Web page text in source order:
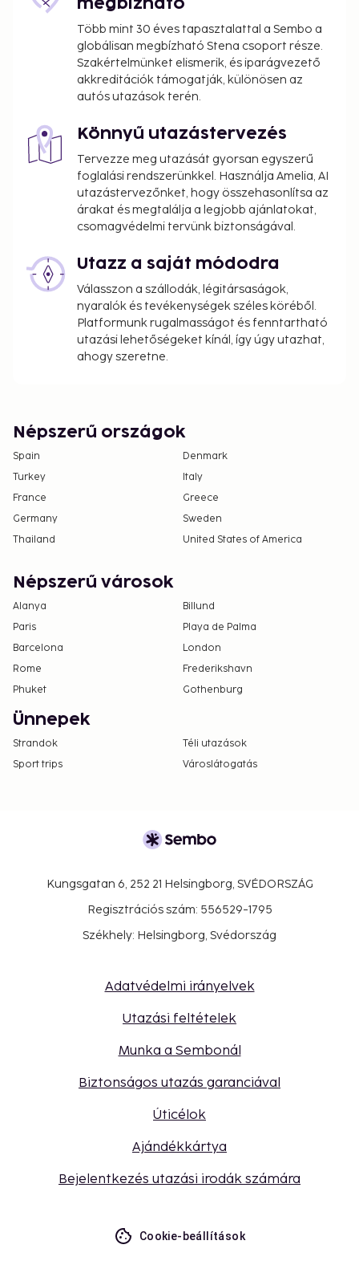
megbízható
Több mint 30 éves tapasztalattal a Sembo a
globálisan megbízható Stena csoport része.
Szakértelmünket elismerik, és iparágvezető
akkreditációk támogatják, különösen az
autós utazások terén.
Könnyű utazástervezés
Tervezze meg utazását gyorsan egyszerű
foglalási rendszerünkkel. Használja Amelia, AI
utazástervezőnket, hogy összehasonlítsa az
árakat és megtalálja a legjobb ajánlatokat,
csomagvédelmi tervünk biztonságával.
Utazz a saját módodra
Válasszon a szállodák, légitársaságok,
nyaralók és tevékenységek széles köréből.
Platformunk rugalmasságot és fenntartható
utazási lehetőségeket kínál, így úgy utazhat,
ahogy szeretne.
Népszerű országok
Spain
Denmark
Turkey
Italy
France
Greece
Germany
Sweden
Thailand
United States of America
Népszerű városok
Alanya
Billund
Paris
Playa de Palma
Barcelona
London
Rome
Frederikshavn
Phuket
Gothenburg
Ünnepek
Strandok
Téli utazások
Sport trips
Városlátogatás
Kungsgatan 6, 252 21 Helsingborg, SVÉDORSZÁG
Regisztrációs szám: 556529-1795
Székhely: Helsingborg, Svédország
Adatvédelmi irányelvek
Utazási feltételek
Munka a Sembonál
Biztonságos utazás garanciával
Úticélok
Ajándékkártya
Bejelentkezés utazási irodák számára
Cookie-beállítások